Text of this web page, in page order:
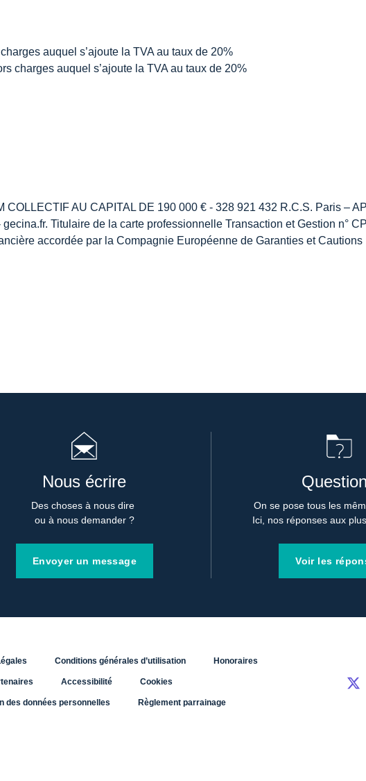
auquel s’ajoute la TVA au taux de 20%
charges auquel s’ajoute la TVA au taux de 20%
AU CAPITAL DE 190 000 € - 328 921 432 R.C.S. Paris –
Titulaire de la carte professionnelle Transaction et Gestion n°
accordée par la Compagnie Européenne de Garanties et Cautions
Nous écrire
Des choses à nous dire
ou à nous demander ?
Envoyer un message
On se pose tous les
Ici, nos réponses aux
Voir les
Conditions générales d’utilisation Honoraires
Accessibilité Cookies
des données personnelles Règlement parrainage